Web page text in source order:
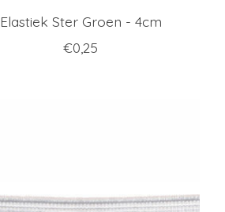
Elastiek Ster Groen - 4cm
€0,25